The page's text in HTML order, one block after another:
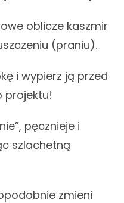
oblicze kaszmir
(praniu).
i wypierz ją przed
projektu!
pęcznieje i
szlachetną
zmieni